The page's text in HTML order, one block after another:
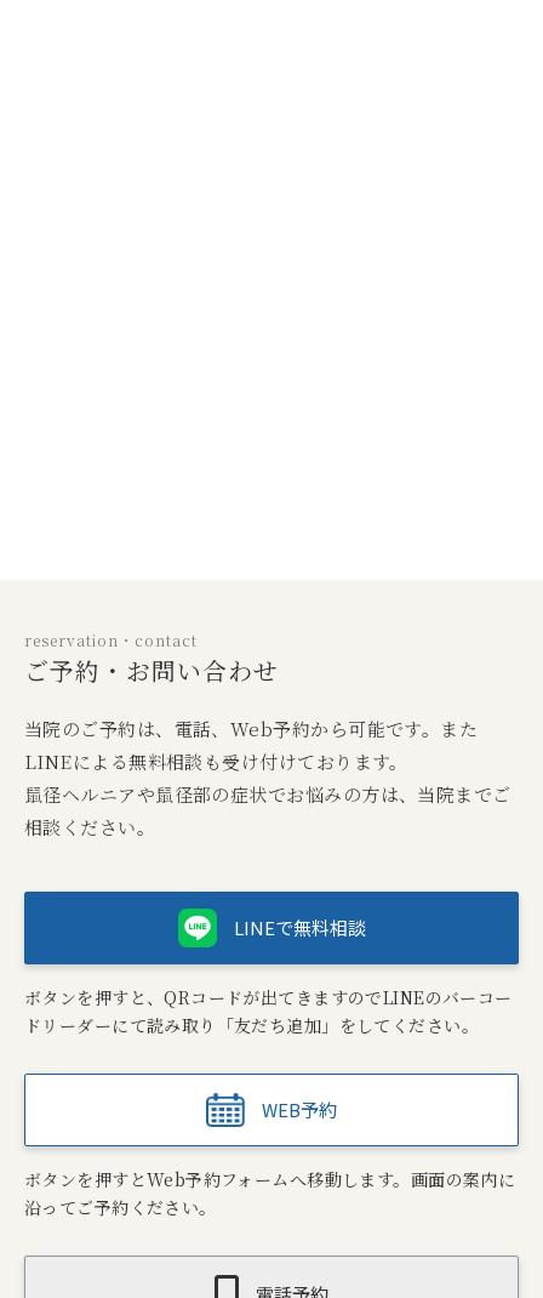
reservation・contact
ご予約・お問い合わせ
当院のご予約は、電話、Web予約から可能です。また
LINEによる無料相談も受け付けております。
鼠径ヘルニアや鼠径部の症状でお悩みの方は、当院までご
相談ください。
WEB予約
ボタンを押すとWeb予約フォームへ移動します。画面の案内に
沿ってご予約ください。
LINEで無料相談
ボタンを押すと、QRコードが出てきますのでLINEのバーコー
ドリーダーにて読み取り「友だち追加」をしてください。